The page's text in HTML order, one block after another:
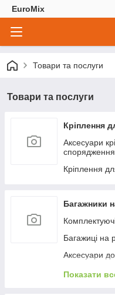
EuroMix
Товари та послуги
Товари та послуги
Кріплення
Аксесуари
спорядження
Кріплення
Багажники
Багажиці на
Аксесуари
Багажиці в
Показати